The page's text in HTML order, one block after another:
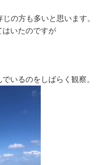
の方も多いと思います。
いたのですが
いるのをしばらく観察。